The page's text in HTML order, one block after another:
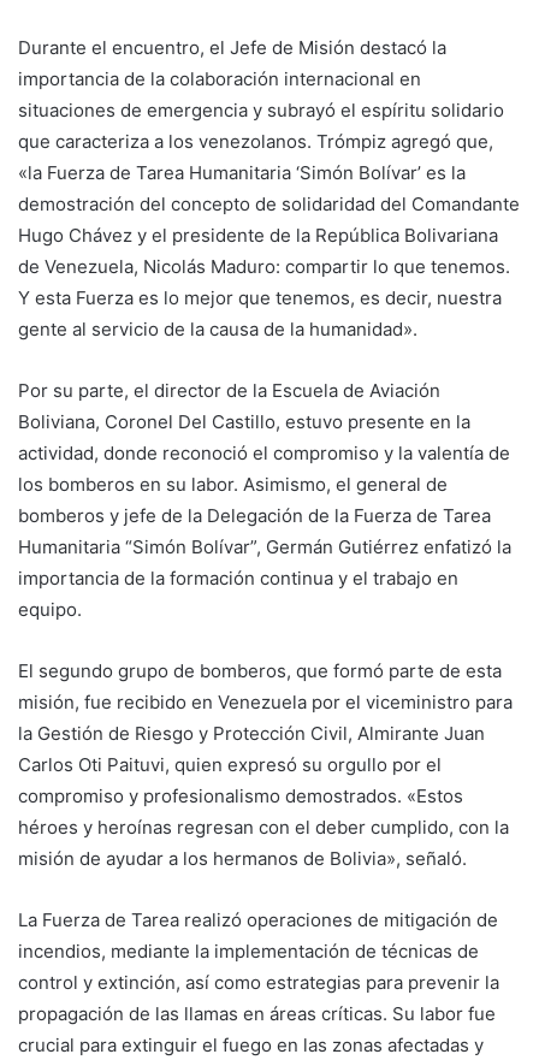
Durante el encuentro, el Jefe de Misión destacó la
importancia de la colaboración internacional en
situaciones de emergencia y subrayó el espíritu solidario
que caracteriza a los venezolanos. Trómpiz agregó que,
«la Fuerza de Tarea Humanitaria ‘Simón Bolívar’ es la
demostración del concepto de solidaridad del Comandante
Hugo Chávez y el presidente de la República Bolivariana
de Venezuela, Nicolás Maduro: compartir lo que tenemos.
Y esta Fuerza es lo mejor que tenemos, es decir, nuestra
gente al servicio de la causa de la humanidad».
Por su parte, el director de la Escuela de Aviación
Boliviana, Coronel Del Castillo, estuvo presente en la
actividad, donde reconoció el compromiso y la valentía de
los bomberos en su labor. Asimismo, el general de
bomberos y jefe de la Delegación de la Fuerza de Tarea
Humanitaria “Simón Bolívar”, Germán Gutiérrez enfatizó la
importancia de la formación continua y el trabajo en
equipo.
El segundo grupo de bomberos, que formó parte de esta
misión, fue recibido en Venezuela por el viceministro para
la Gestión de Riesgo y Protección Civil, Almirante Juan
Carlos Oti Paituvi, quien expresó su orgullo por el
compromiso y profesionalismo demostrados. «Estos
héroes y heroínas regresan con el deber cumplido, con la
misión de ayudar a los hermanos de Bolivia», señaló.
La Fuerza de Tarea realizó operaciones de mitigación de
incendios, mediante la implementación de técnicas de
control y extinción, así como estrategias para prevenir la
propagación de las llamas en áreas críticas. Su labor fue
crucial para extinguir el fuego en las zonas afectadas y